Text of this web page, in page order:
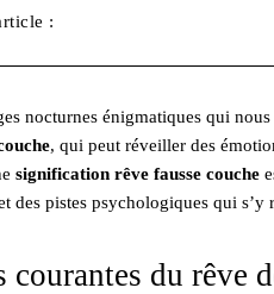
:
nocturnes énigmatiques qui
, qui peut réveiller des
signification rêve fausse couche
des pistes psychologiques qui s’y
du rêve